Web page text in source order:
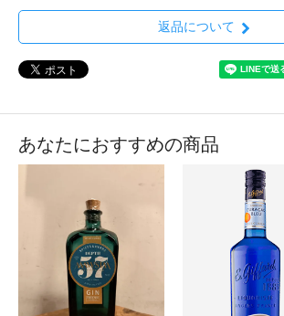
返品について
あなたにおすすめの商品